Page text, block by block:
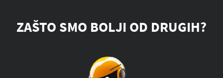
ZAŠTO SMO BOLJI OD DRUGIH?